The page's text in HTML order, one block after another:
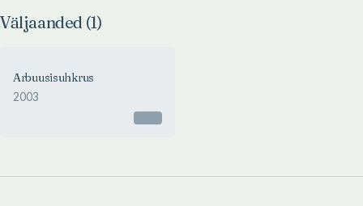
Väljaanded (1)
Arbuusisuhkrus
2003